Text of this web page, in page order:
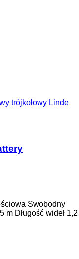
trójkołowy Linde
Swobodny
5 m Długość wideł 1,2